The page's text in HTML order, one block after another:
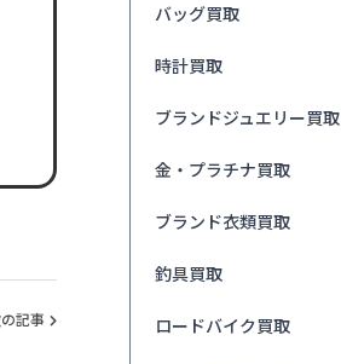
記事
バッグ買取
時計買取
ブランドジュエリー買取
金・プラチナ買取
ブランド衣類買取
釣具買取
ロードバイク買取